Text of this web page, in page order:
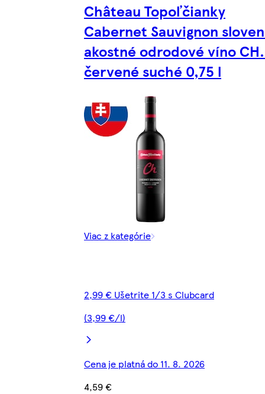
Château Topoľčianky
Cabernet Sauvignon
akostné odrodové víno
červené suché 0,75 l
Viac z kategórie
2,99 € Ušetrite 1/3 s Clubcard
(3,99 €/l)
Cena je platná do 11. 8. 2026
4,59 €